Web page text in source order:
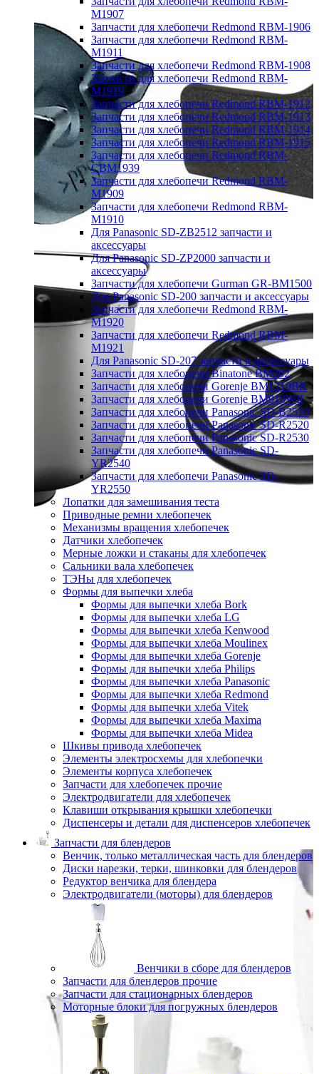
M1907
Запчасти для хлебопечи Redmond RBM-1906
Запчасти для хлебопечи Redmond RBM-
M1911
Запчасти для хлебопечи Redmond RBM-1908
Запчасти для хлебопечи Redmond RBM-
M1919
Запчасти для хлебопечи Redmond RBM-1912
Запчасти для хлебопечи Redmond RBM-1913
Запчасти для хлебопечи Redmond RBM-1914
Запчасти для хлебопечи Redmond RBM-1915
Запчасти для хлебопечи Redmond RBM-
CBM1939
Запчасти для хлебопечи Redmond RBM-
M1909
Запчасти для хлебопечи Redmond RBM-
M1910
Для Panasonic SD-ZB2512 запчасти и
аксессуары
Для Panasonic SD-ZP2000 запчасти и
аксессуары
Запчасти для хлебопечи Gurman GR-BM1500
Для Panasonic SD-200 запчасти и аксессуары
Запчасти для хлебопечи Redmond RBM-
M1920
Запчасти для хлебопечи Redmond RBM-
M1921
Для Panasonic SD-207 запчасти и аксессуары
Запчасти для хлебопечи Binatone BM202
Запчасти для хлебопечи Gorenje BM1210BK
Запчасти для хлебопечи Gorenje BM910WII
Запчасти для хлебопечи Panasonic SD-B2510
Запчасти для хлебопечи Panasonic SD-R2520
Запчасти для хлебопечи Panasonic SD-R2530
Запчасти для хлебопечи Panasonic SD-
YR2540
Запчасти для хлебопечи Panasonic SD-
YR2550
Лопатки для замешивания теста
Приводные ремни хлебопечек
Механизмы вращения хлебопечек
Датчики хлебопечек
Мерные ложки и стаканы для хлебопечек
Сальники вала хлебопечек
ТЭНы для хлебопечек
Формы для выпечки хлеба
Формы для выпечки хлеба Bork
Формы для выпечки хлеба LG
Формы для выпечки хлеба Kenwood
Формы для выпечки хлеба Moulinex
Формы для выпечки хлеба Gorenje
Формы для выпечки хлеба Philips
Формы для выпечки хлеба Panasonic
Формы для выпечки хлеба Redmond
Формы для выпечки хлеба Vitek
Формы для выпечки хлеба Maxima
Формы для выпечки хлеба Midea
Шкивы привода хлебопечек
Элементы электросхемы для хлебопечки
Элементы корпуса хлебопечек
Запчасти для хлебопечек прочие
Электродвигатели для хлебопечек
Клавиши открывания крышки хлебопечки
Диспенсеры и детали для диспенсеров хлебопечек
Запчасти для блендеров
Венчик, только металлическая часть для блендеров
Диски нарезки, терки, шинковки для блендеров
Редуктор венчика для блендера
Электродвигатели (моторы) для блендеров
Венчики в сборе для блендеров
Запчасти для блендеров прочие
Запчасти для стационарных блендеров
Моторные блоки для погружных блендеров